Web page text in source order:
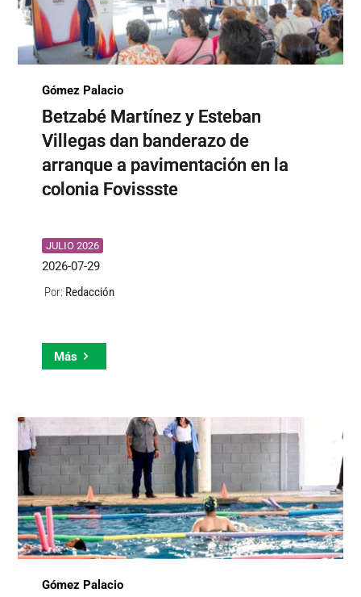
Gómez Palacio
Betzabé Martínez y Esteban
Villegas dan banderazo de
arranque a pavimentación en la
colonia Fovissste
JULIO 2026
2026-07-29
Por: Redacción
Más
Gómez Palacio